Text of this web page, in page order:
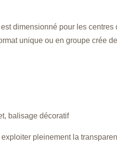
dimensionné pour les
unique ou en groupe crée
balisage décoratif
pleinement la